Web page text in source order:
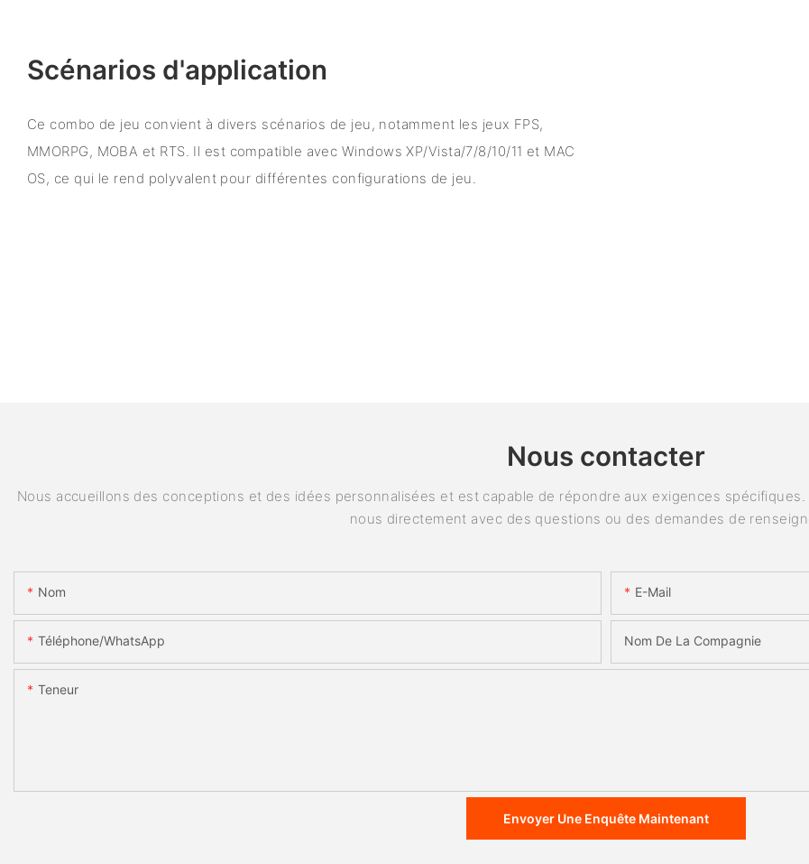
Scénarios d'application
Ce combo de jeu convient à divers scénarios de jeu, notamment les jeux FPS,
MMORPG, MOBA et RTS. Il est compatible avec Windows XP/Vista/7/8/10/11 et MAC
OS, ce qui le rend polyvalent pour différentes configurations de jeu.
Nous contacter
Nous accueillons des conceptions et des idées personnalisées et est capable de répondre aux exigences
nous directement avec des questions ou des demandes de
Nom E-Mail
Téléphone/WhatsApp Nom De La Compagnie
Teneur
Envoyer Une Enquête Maintenant